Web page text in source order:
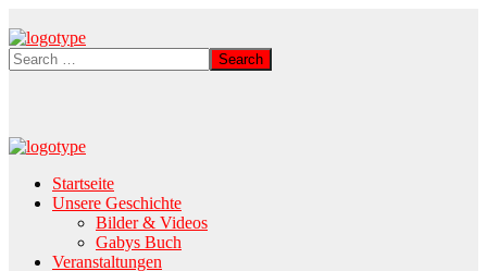
Startseite
Unsere Geschichte
Bilder & Videos
Gabys Buch
Veranstaltungen